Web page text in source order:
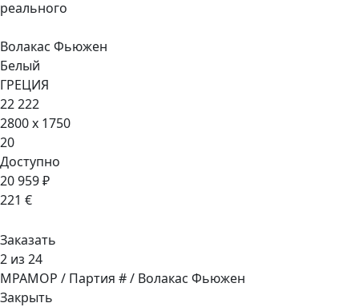
реального
Волакас Фьюжен
Белый
ГРЕЦИЯ
22 222
2800 x 1750
20
Доступно
20 959 ₽
221 €
Заказать
2 из 24
МРАМОР / Партия # / Волакас Фьюжен
Закрыть